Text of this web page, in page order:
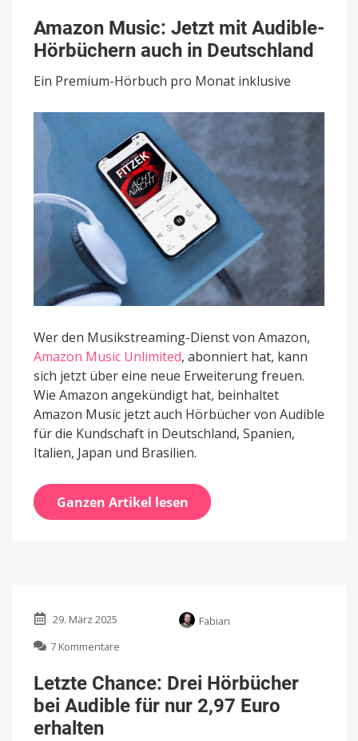
Music:
Jetzt
mit
Hörbüchern
in
Deutschland
Amazon Music: Jetzt mit Audible-
Hörbüchern auch in Deutschland
Ein Premium-Hörbuch pro Monat inklusive
Wer den Musikstreaming-Dienst von Amazon,
Amazon Music Unlimited, abonniert hat, kann
sich jetzt über eine neue Erweiterung freuen.
Wie Amazon angekündigt hat, beinhaltet
Amazon Music jetzt auch Hörbücher von Audible
für die Kundschaft in Deutschland, Spanien,
Italien, Japan und Brasilien.
Ganzen Artikel lesen
29. März 2025
Fabian
7 Kommentare
Chance:
Drei
Hörbücher
Letzte Chance: Drei Hörbücher
bei Audible für nur 2,97 Euro
erhalten